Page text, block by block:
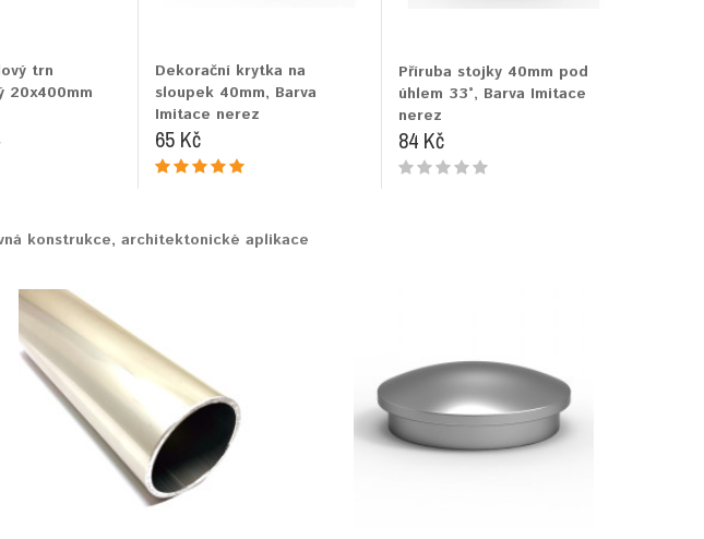
trn
20x400mm
Dekorační krytka na
sloupek 40mm, Barva
Imitace nerez
65 Kč
Příruba stojky 40mm pod
úhlem 33°, Barva Imitace
nerez
84 Kč
konstrukce, architektonické aplikace